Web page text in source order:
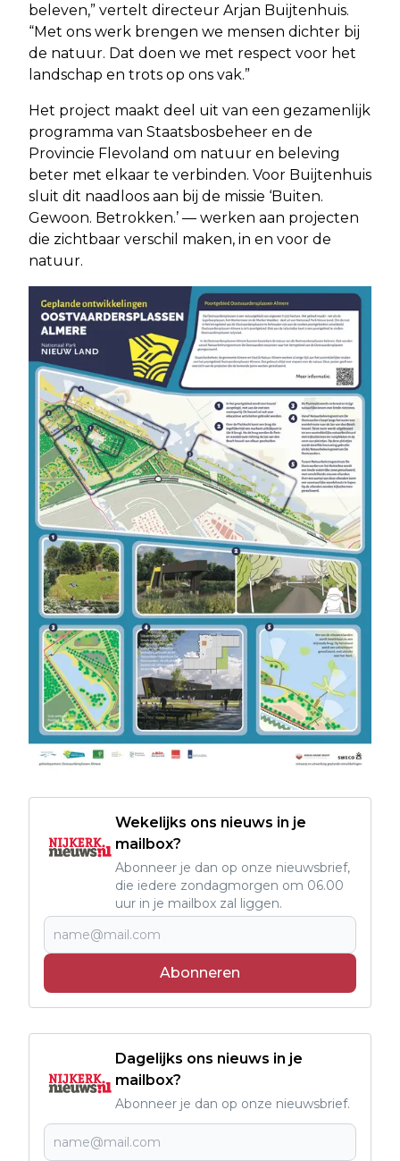
beleven,” vertelt directeur Arjan Buijtenhuis.
“Met ons werk brengen we mensen dichter bij
de natuur. Dat doen we met respect voor het
landschap en trots op ons vak.”
Het project maakt deel uit van een gezamenlijk
programma van Staatsbosbeheer en de
Provincie Flevoland om natuur en beleving
beter met elkaar te verbinden. Voor Buijtenhuis
sluit dit naadloos aan bij de missie ‘Buiten.
Gewoon. Betrokken.’ — werken aan projecten
die zichtbaar verschil maken, in en voor de
natuur.
Wekelijks ons nieuws in je
mailbox?
Abonneer je dan op onze nieuwsbrief,
die iedere zondagmorgen om 06.00
uur in je mailbox zal liggen.
Abonneren
Dagelijks ons nieuws in je
mailbox?
Abonneer je dan op onze nieuwsbrief.